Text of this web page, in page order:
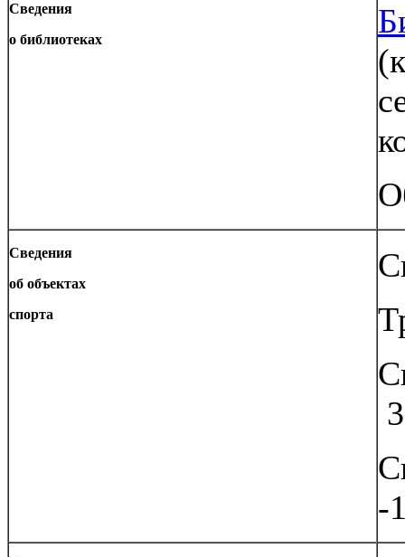
Сведения
о библиотеках
Сведения
об объектах
спорта
-